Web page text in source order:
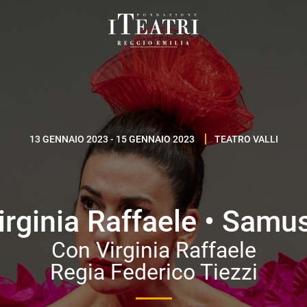
Fondazione
I
Teatri
Reggio
Emilia
13 GENNAIO 2023 - 15 GENNAIO 2023 TEATRO VALLI
Raffaele •
Con Virginia Raffaele
Regia Federico Tiezzi